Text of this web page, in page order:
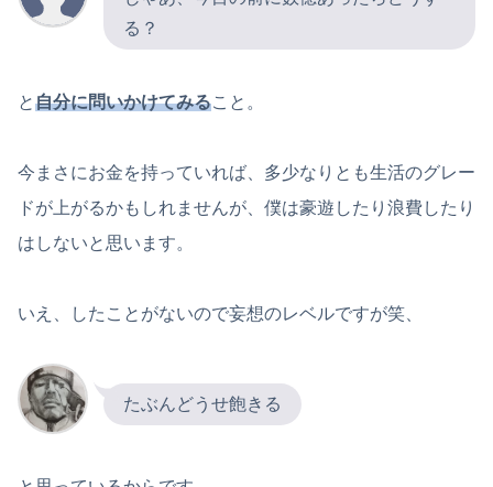
る？
と自分に問いかけてみること。
今まさにお金を持っていれば、多少なりとも生活のグレー
ドが上がるかもしれませんが、僕は豪遊したり浪費したり
はしないと思います。
いえ、したことがないので妄想のレベルですが笑、
たぶんどうせ飽きる